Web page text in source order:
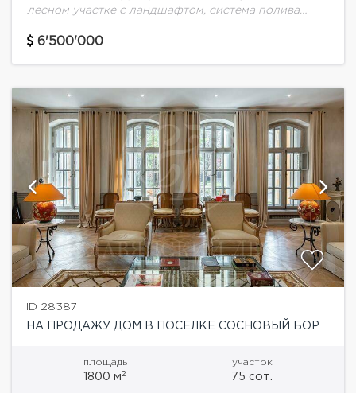
лесном участке с ландшафтом, система полива
лифт, есть большой бассейн с двумя дорожками и
6'500'000
ID 28387
НА ПРОДАЖУ ДОМ В ПОСЕЛКЕ СОСНОВЫЙ БОР
площадь
1800 м2
участок
75 сот.